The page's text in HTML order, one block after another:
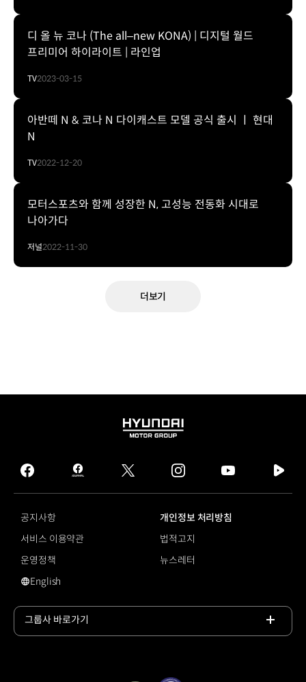
디 올 뉴 코나 (The all–new KONA) | 디지털 월드
프리미어 하이라이트 | 라인업
TV2023-03-15
아반떼 N & 코나 N 다이캐스트 모델 공식 출시 ㅣ 현대
N
TV2022-12-20
모터스포츠와 함께 성장한 N, 고성능 전동화 시대로
나아가다
저널2022-11-30
더보기
HYUNDAI
GROUP
facebook
hmg
journal
twitter instagram
tv
공지사항
개인정보 처리방침
서비스 이용약관
법적고지
운영정책
뉴스레터
#코나 N
English
그룹사 바로가기